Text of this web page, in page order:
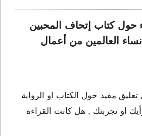
حول كتاب إتحاف المحبين
العالمين من أعمال
مفيد حول الكتاب او الرواية
او تجربتك , هل كانت القراءة